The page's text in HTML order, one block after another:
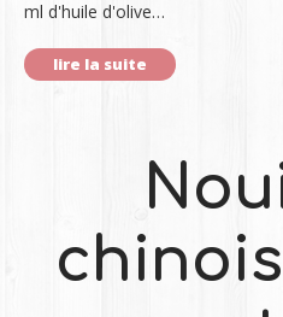
ml d'huile d'olive…
lire la suite